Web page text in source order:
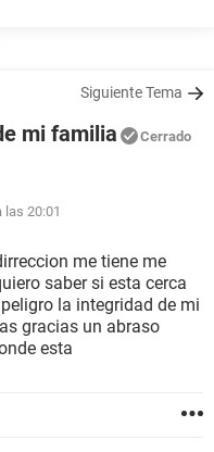
Siguiente Tema
mi familia Cerrado
las 20:01
me tiene me
saber si esta cerca
la integridad de mi
gracias un abraso
esta